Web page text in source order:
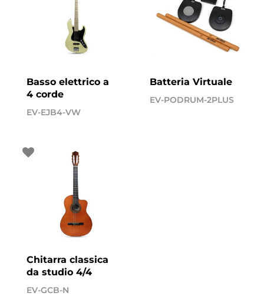
Basso elettrico a
4 corde
EV-EJB4-VW
Batteria Virtuale
EV-PODRUM-2PLUS
Chitarra classica
da studio 4/4
EV-GCB-N